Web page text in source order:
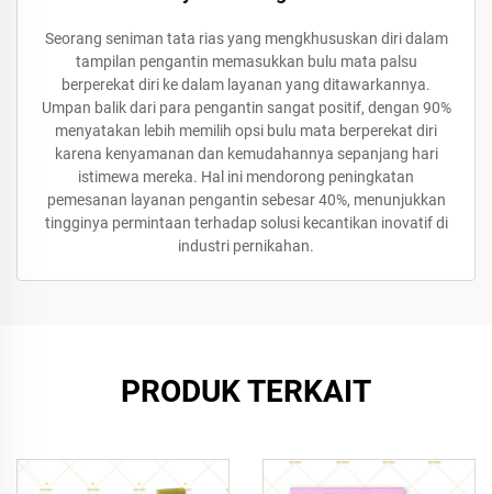
Seorang seniman tata rias yang mengkhususkan diri dalam
tampilan pengantin memasukkan bulu mata palsu
berperekat diri ke dalam layanan yang ditawarkannya.
Umpan balik dari para pengantin sangat positif, dengan 90%
menyatakan lebih memilih opsi bulu mata berperekat diri
karena kenyamanan dan kemudahannya sepanjang hari
istimewa mereka. Hal ini mendorong peningkatan
pemesanan layanan pengantin sebesar 40%, menunjukkan
tingginya permintaan terhadap solusi kecantikan inovatif di
industri pernikahan.
PRODUK TERKAIT